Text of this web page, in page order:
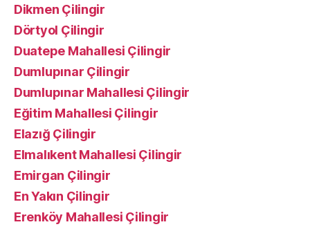
Dikmen Çilingir
Dörtyol Çilingir
Duatepe Mahallesi Çilingir
Dumlupınar Çilingir
Dumlupınar Mahallesi Çilingir
Eğitim Mahallesi Çilingir
Elazığ Çilingir
Elmalıkent Mahallesi Çilingir
Emirgan Çilingir
En Yakın Çilingir
Erenköy Mahallesi Çilingir